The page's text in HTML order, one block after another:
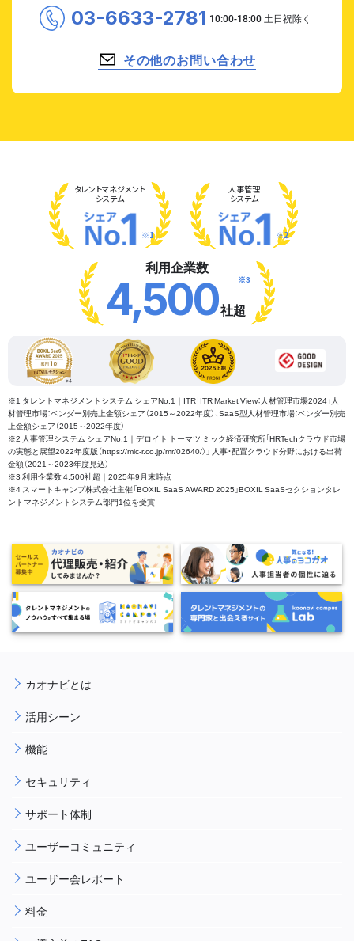
03-6633-2781
その他のお問い合わせ
タレントマネジメント
システム
※1
人事管理
システム
※2
利用企業数
4,500社超
※3
※1 タレントマネジメントシステム シェアNo.1｜ITR「ITR Market View：人材管理市場2024」人
材管理市場：ベンダー別売上金額シェア（2015～2022年度）、SaaS型人材管理市場：ベンダー別売
上金額シェア（2015～2022年度）
※2 人事管理システム シェアNo.1｜デロイト トーマツ ミック経済研究所「HRTechクラウド市場
の実態と展望2022年度版（https://mic-r.co.jp/mr/02640/）」 人事・配置クラウド分野における出荷
金額（2021～2023年度見込）
※3 利用企業数 4,500社超｜2025年9月末時点
※4 スマートキャンプ株式会社主催「BOXIL SaaS AWARD 2025」BOXIL SaaSセクションタレ
ントマネジメントシステム部門1位を受賞
カオナビとは
活用シーン
機能
セキュリティ
サポート体制
ユーザーコミュニティ
ユーザー会レポート
料金